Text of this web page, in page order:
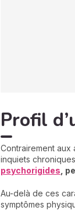
Profil
Contrairement aux
inquiets
psychorigides ,
Au-delà de ces
symptômes